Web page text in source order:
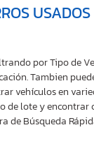
USADOS
por Tipo de
Tambien
vehículos en
de lote y encontrar
de Búsqueda